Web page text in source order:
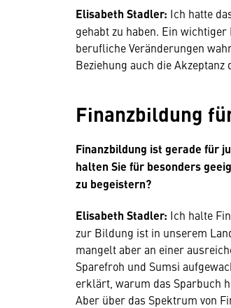
Elisabeth Stadler: Ich hatte
gehabt zu haben. Ein
berufliche Veränderungen
Beziehung auch die Akzeptanz
Finanzbildung
Finanzbildung ist gerade für
halten Sie für besonders
zu begeistern?
Elisabeth Stadler: Ich halte
zur Bildung ist in unserem
mangelt aber an einer
Sparefroh und Sumsi
erklärt, warum das Sparbuch
Aber über das Spektrum von